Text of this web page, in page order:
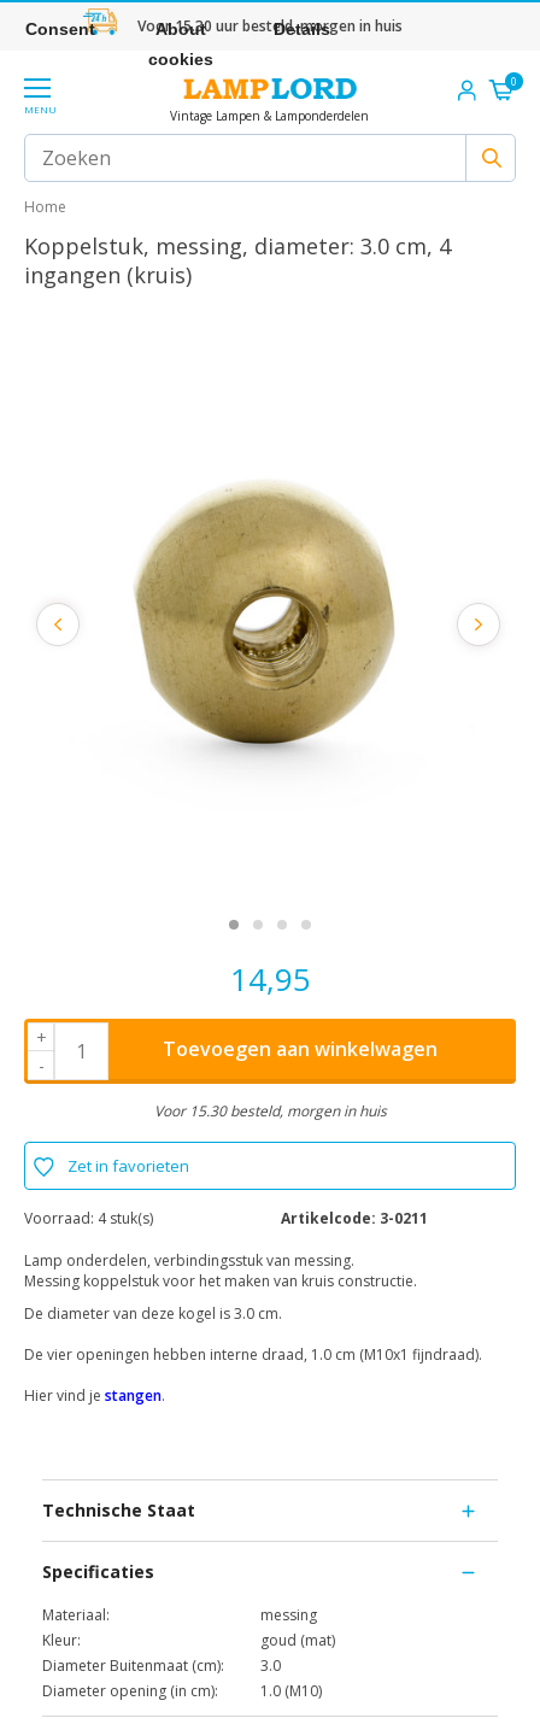
Voor 15.30 uur besteld, morgen in huis
MENU Vintage Lampen & Lamponderdelen
0
Home
Koppelstuk, messing, diameter: 3.0 cm, 4
ingangen (kruis)
14,95
+
-
Toevoegen aan winkelwagen
Voor 15.30 besteld, morgen in huis
Zet in favorieten
Voorraad: 4 stuk(s) Artikelcode: 3-0211
Lamp onderdelen, verbindingsstuk van messing.
Messing koppelstuk voor het maken van kruis constructie.
De diameter van deze kogel is 3.0 cm.
De vier openingen hebben interne draad, 1.0 cm (M10x1 fijndraad).
Hier vind je stangen.
Technische Staat
Specificaties
Materiaal:
messing
Kleur:
goud (mat)
Diameter Buitenmaat (cm):
3.0
Diameter opening (in cm):
1.0 (M10)
Consent
About
cookies
Details